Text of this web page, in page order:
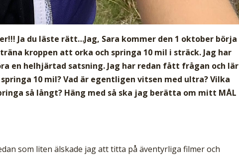
Ja du läste rätt…Jag, Sara kommer den 1 oktober börja
kroppen att orka och springa 10 mil i sträck. Jag har
en helhjärtad satsning. Jag har redan fått frågan och lär
10 mil? Vad är egentligen vitsen med ultra? Vilka
så långt? Häng med så ska jag berätta om mitt MÅL
som liten älskade jag att titta på äventyrliga filmer och